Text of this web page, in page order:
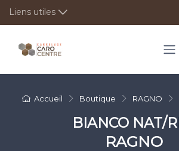
Liens utiles
Accueil Boutique RAGNO
BIANCO NAT/
RAGNO